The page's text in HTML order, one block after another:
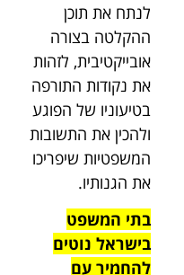
לנתח את תוכן
ההקלטה בצורה
אובייקטיבית, לזהות
את נקודות התורפה
בטיעוניו של הפוגע
ולהכין את התשובות
המשפטיות שיפריכו
את הגנותיו.
בתי המשפט
בישראל נוטים
להחמיר עם